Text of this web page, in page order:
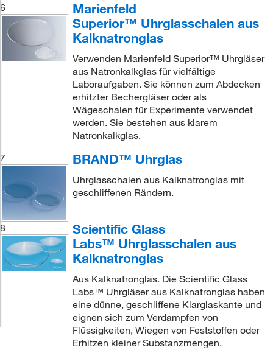
6
Marienfeld
Superior™ Uhrglasschalen aus
Kalknatronglas
Verwenden Marienfeld Superior™ Uhrgläser
aus Natronkalkglas für vielfältige
Laboraufgaben. Sie können zum Abdecken
erhitzter Bechergläser oder als
Wägeschalen für Experimente verwendet
werden. Sie bestehen aus klarem
Natronkalkglas.
7
BRAND™ Uhrglas
Uhrglasschalen aus Kalknatronglas mit
geschliffenen Rändern.
8
Scientific Glass
Labs™ Uhrglasschalen aus
Kalknatronglas
Aus Kalknatronglas. Die Scientific Glass
Labs™ Uhrgläser aus Kalknatronglas haben
eine dünne, geschliffene Klarglaskante und
eignen sich zum Verdampfen von
Flüssigkeiten, Wiegen von Feststoffen oder
Erhitzen kleiner Substanzmengen.